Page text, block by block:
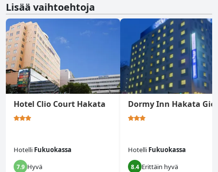
Lisää vaihtoehtoja
Hotel Clio Court Hakata
Hotelli Fukuokassa
7.9 Hyvä
Dormy Inn Hakata
Hotelli Fukuokassa
8.4 Erittäin hyvä